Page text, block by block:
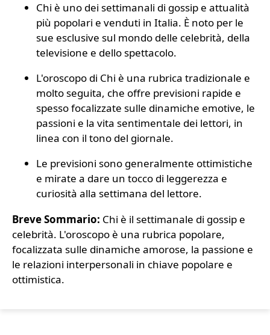
Chi è uno dei settimanali di gossip e attualità
più popolari e venduti in Italia. È noto per le
sue esclusive sul mondo delle celebrità, della
televisione e dello spettacolo.
L'oroscopo di Chi è una rubrica tradizionale e
molto seguita, che offre previsioni rapide e
spesso focalizzate sulle dinamiche emotive, le
passioni e la vita sentimentale dei lettori, in
linea con il tono del giornale.
Le previsioni sono generalmente ottimistiche
e mirate a dare un tocco di leggerezza e
curiosità alla settimana del lettore.
Breve Sommario: Chi è il settimanale di gossip e
celebrità. L'oroscopo è una rubrica popolare,
focalizzata sulle dinamiche amorose, la passione e
le relazioni interpersonali in chiave popolare e
ottimistica.